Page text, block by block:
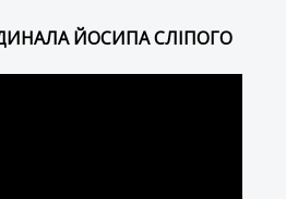
ЙОСИПА СЛІПОГО